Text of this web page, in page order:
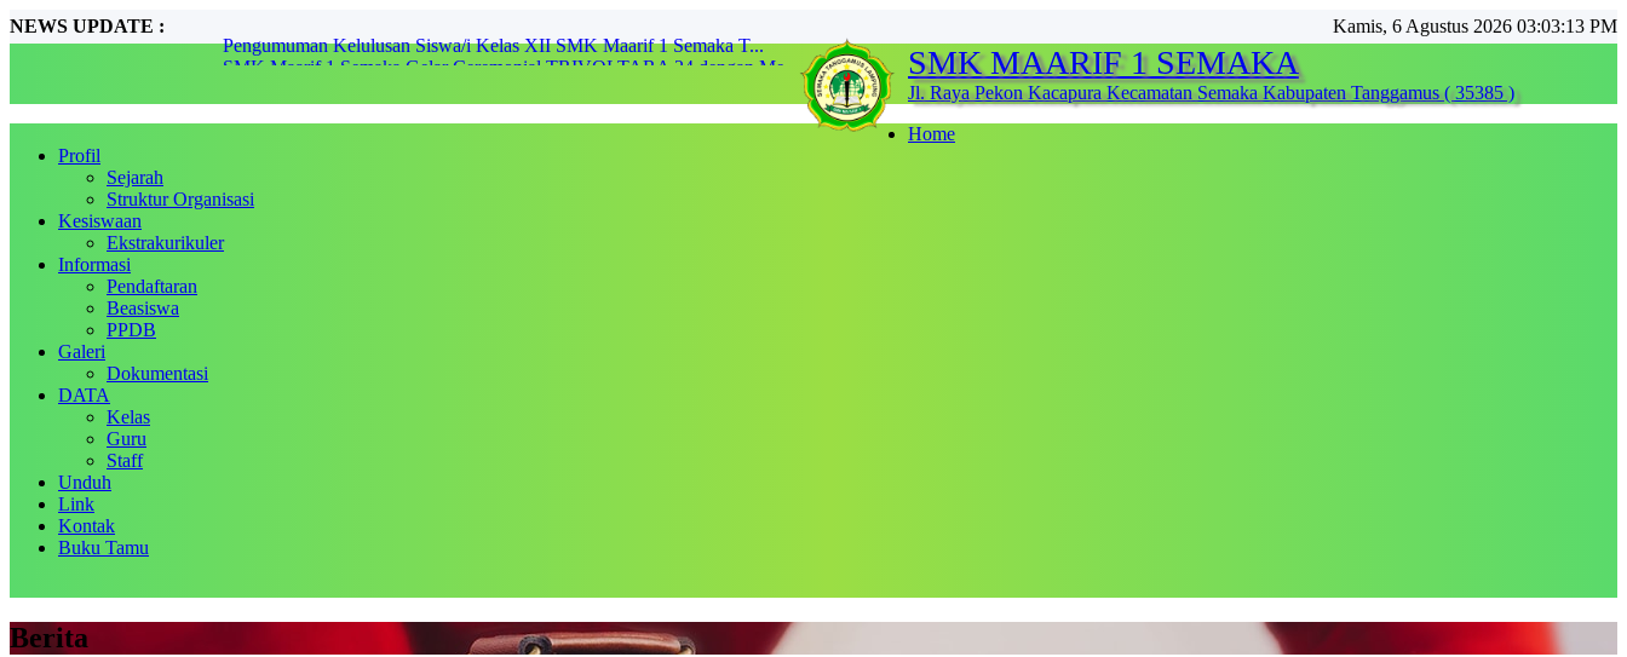
NEWS UPDATE :
SMK Maarif 1 Semaka Gelar Ceremonial TRIVOLTARA 24 dengan Me...
Pelantikan Pengurus PK IPNU-IPPNU SMK Maarif 1 Semaka...
SMK Maarif 1 Semaka, Kembali meraih Juara 1 diajang perlomba...
FESTIVAL MAARIF 2023...
Pengumuman Kelulusan Siswa/i Kelas XII SMK Maarif 1 Semaka T...
Kamis, 6 Agustus 2026 03:03:16 PM
SMK MAARIF 1 SEMAKA
Jl. Raya Pekon Kacapura Kecamatan Semaka Kabupaten Tanggamus ( 35385 )
Home
Profil
Sejarah
Struktur Organisasi
Kesiswaan
Ekstrakurikuler
Informasi
Pendaftaran
Beasiswa
PPDB
Galeri
Dokumentasi
DATA
Kelas
Guru
Staff
Unduh
Link
Kontak
Buku Tamu
Berita